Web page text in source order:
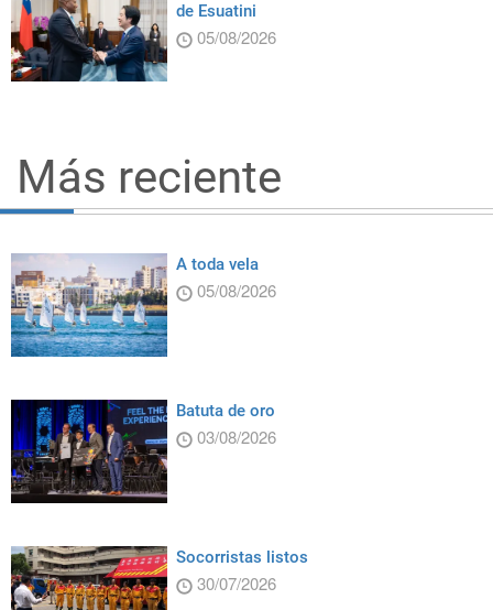
de Esuatini
05/08/2026
Más reciente
A toda vela
05/08/2026
Batuta de oro
03/08/2026
Socorristas listos
30/07/2026